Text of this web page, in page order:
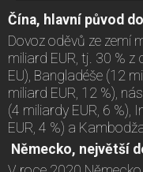
Čína, hlavní původ
Dovoz oděvů ze zemí
miliard EUR, tj. 30 %
EU), Bangladéše (12
miliard EUR, 12 %),
(4 miliardy EUR, 6 %),
EUR, 4 %) a
Německo, největší